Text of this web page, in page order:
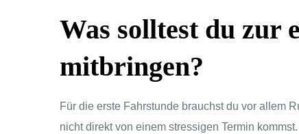
Was solltest du zur
mitbringen?
Für die erste Fahrstunde brauchst du vor allem
nicht direkt von einem stressigen Termin